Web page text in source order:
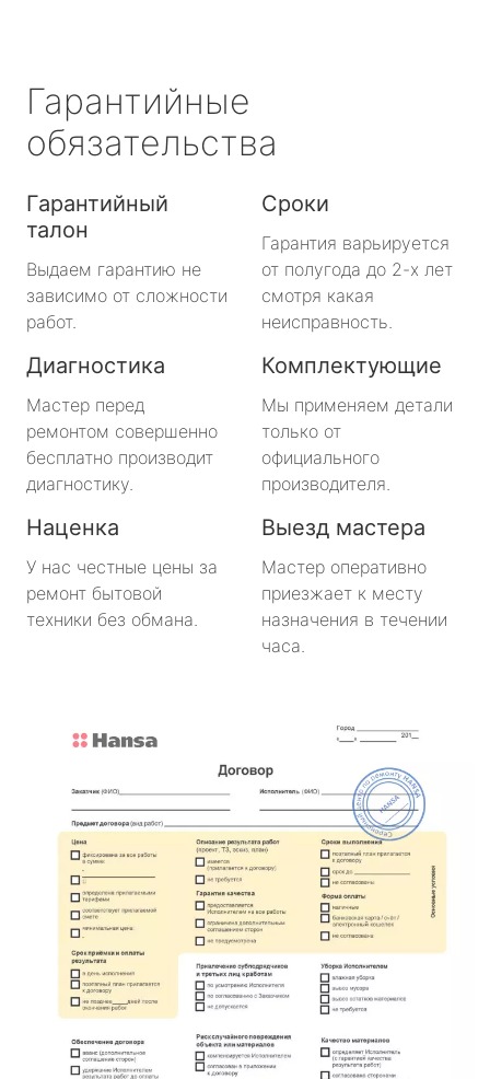
Гарантийные
обязательства
Гарантийный
талон
Выдаем гарантию не
зависимо от сложности
работ.
Сроки
Гарантия варьируется
от полугода до 2-х лет
смотря какая
неисправность.
Диагностика
Мастер перед
ремонтом совершенно
бесплатно производит
диагностику.
Комплектующие
Мы применяем детали
только от
официального
производителя.
Наценка
У нас честные цены за
ремонт бытовой
техники без обмана.
Выезд мастера
Мастер оперативно
приезжает к месту
назначения в течении
часа.